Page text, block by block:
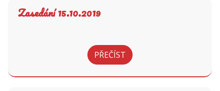
Zasedání 15.10.2019
PŘEČÍST